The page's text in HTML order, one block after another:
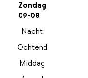
Zondag
09-08
Nacht
Ochtend
Middag